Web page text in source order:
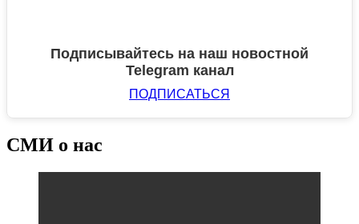
Подписывайтесь на наш новостной
Telegram канал
ПОДПИСАТЬСЯ
СМИ о нас